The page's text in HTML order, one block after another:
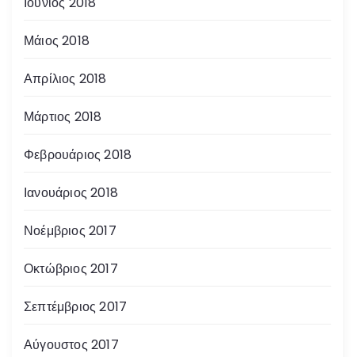
Μάιος 2018
Απρίλιος 2018
Μάρτιος 2018
Φεβρουάριος 2018
Ιανουάριος 2018
Νοέμβριος 2017
Οκτώβριος 2017
Σεπτέμβριος 2017
Αύγουστος 2017